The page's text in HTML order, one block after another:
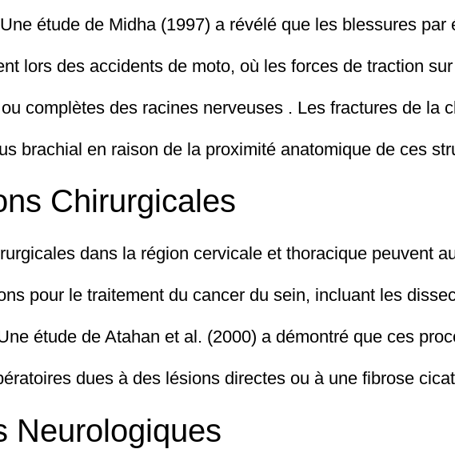
étude de Midha (1997) a révélé que les blessures
lors des accidents de moto, où les forces de traction
complètes des racines nerveuses . Les fractures de la
brachial en raison de la proximité anatomique de ces
Chirurgicales
dans la région cervicale et thoracique peuvent
pour le traitement du cancer du sein, incluant les
étude de Atahan et al. (2000) a démontré que ces
dues à des lésions directes ou à une fibrose
Neurologiques